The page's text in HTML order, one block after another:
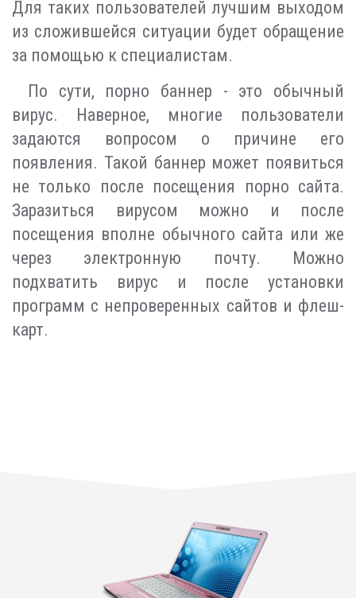
Для таких пользователей лучшим выходом
из сложившейся ситуации будет обращение
за помощью к специалистам.
По сути, порно баннер - это обычный
вирус. Наверное, многие пользователи
задаются вопросом о причине его
появления. Такой баннер может появиться
не только после посещения порно сайта.
Заразиться вирусом можно и после
посещения вполне обычного сайта или же
через электронную почту. Можно
подхватить вирус и после установки
программ с непроверенных сайтов и флеш-
карт.